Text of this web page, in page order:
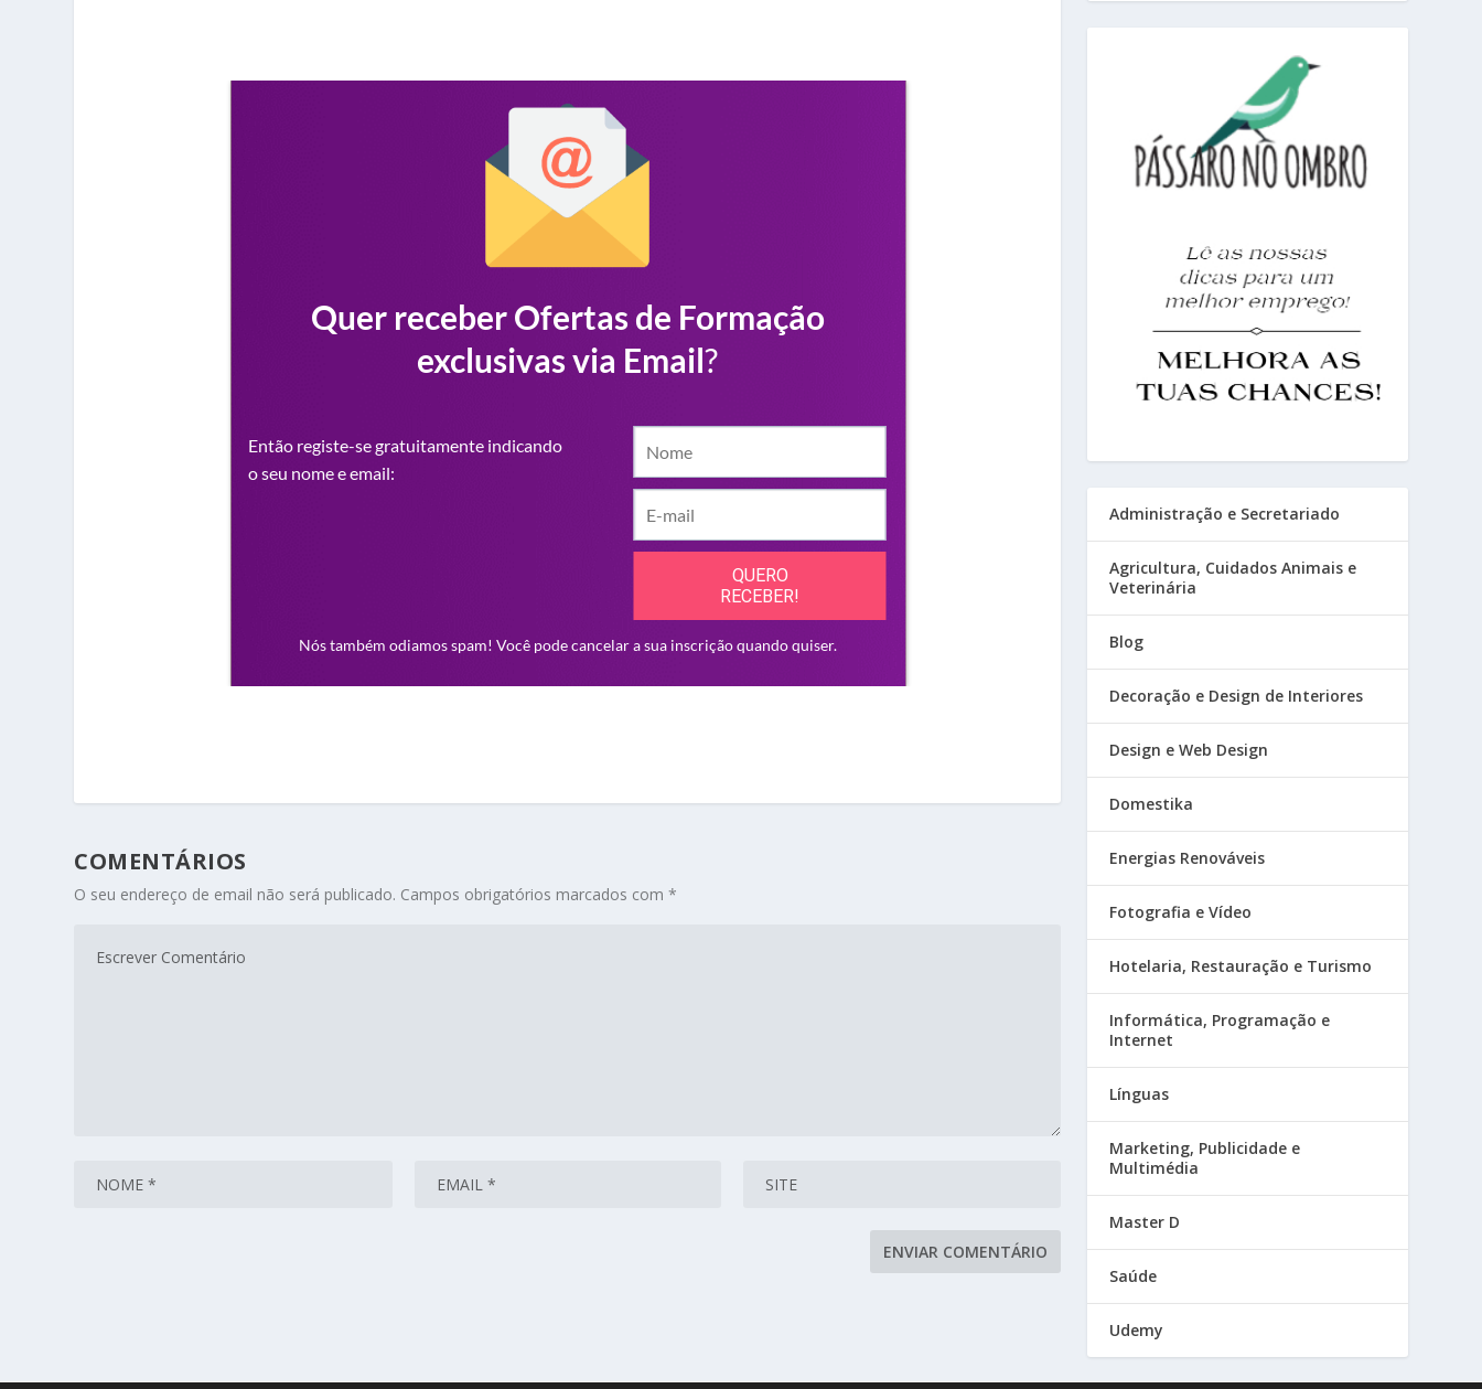
COMENTÁRIOS
O seu endereço de email não será publicado. Campos obrigatórios marcados com*
Administração e Secretariado
Agricultura, Cuidados Animais e
Veterinária
Blog
Decoração e Design de Interiores
Design e Web Design
Domestika
Energias Renováveis
Fotografia e Vídeo
Hotelaria, Restauração e Turismo
Informática, Programação e
Internet
Línguas
Marketing, Publicidade e
Multimédia
Master D
Saúde
Udemy